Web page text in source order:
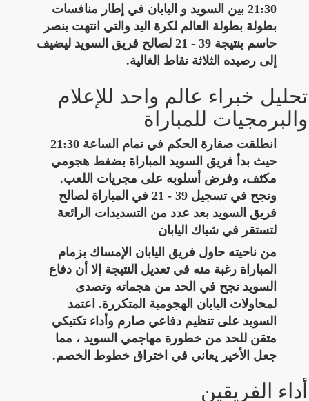
21:30 بين السويد و اليابان في إطار منافسات
بطولة بطولة العالم لكرة اليد والتي انتهت بنصر
حاسم بنتيجة 39 - 21 لصالح فريق السويد ليضيف
إلى رصيده الثلاثة نقاط الغالية.
تحليل خبراء عالم واحد للإعلام
والبرمجيات للمباراة
انطلقت صفارة الحكم في تمام الساعة 21:30
حيث بدأ فريق السويد المباراة بضغط هجومي
مكثف، وفرض أسلوبه على مجريات اللعب.
ونجح في تسجيل 39 - 21 في المباراة لصالح
فريق السويد بعد عدد من التسديدات الرائعة
لتستقر في شباك اليابان
من ناحيته حاول فريق اليابان الإمساك بزمام
المباراة رغبة منه في تعديل النتيجة إلا أن دفاع
السويد نجح في الحد من هجماته وتصدى
لمحاولات اليابان الهجومية المتكررة. اعتمد
السويد على تنظيم دفاعي صارم وأداء تكتيكي
متقن للحد من خطورة مهاجمي السويد ، مما
جعل الأخير يعاني في اختراق خطوط الخصم.
أداء الفريقين